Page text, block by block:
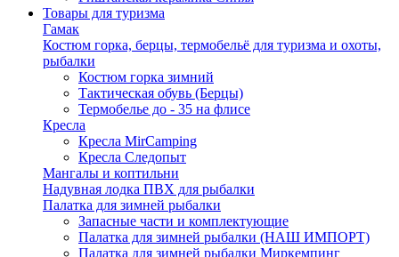
Товары для туризма
Гамак
Костюм горка, берцы, термобельё для туризма и охоты,
рыбалки
Костюм горка зимний
Тактическая обувь (Берцы)
Термобелье до - 35 на флисе
Кресла
Кресла MirCamping
Кресла Следопыт
Мангалы и коптильни
Надувная лодка ПВХ для рыбалки
Палатка для зимней рыбалки
Запасные части и комплектующие
Палатка для зимней рыбалки (НАШ ИМПОРТ)
Палатка для зимней рыбалки Миркемпинг